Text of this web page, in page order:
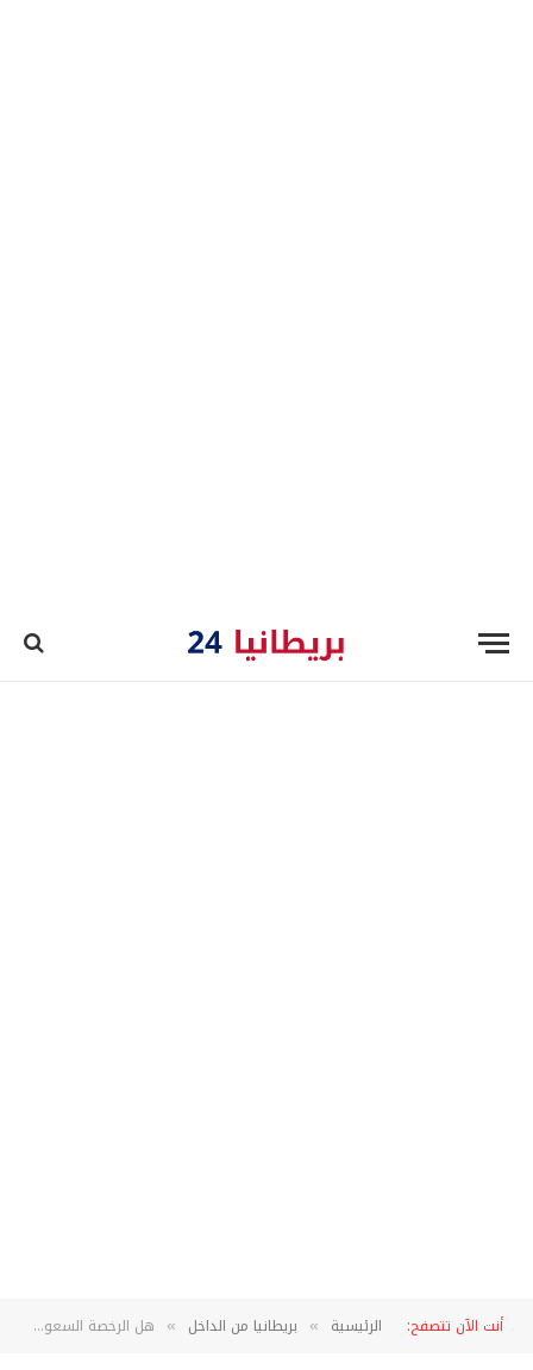
أنت الآن تتصفح: الرئيسية » بريطانيا من الداخل » هل الرخصة السعودية مقبولة في بريطانيا ؟